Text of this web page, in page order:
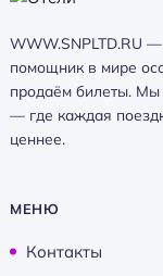
WWW.SNPLTD.RU
помощник в мире
продаём билеты. Мы
— где каждая
ценнее.
МЕНЮ
Контакты